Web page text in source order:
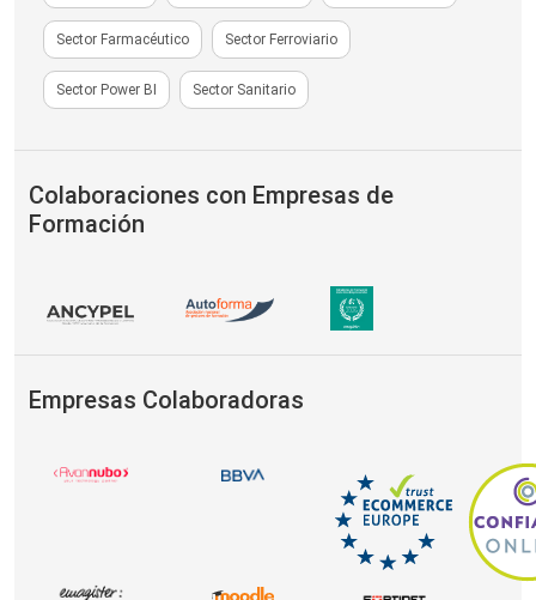
Sector Farmacéutico Sector Ferroviario
Sector Power BI Sector Sanitario
Colaboraciones con Empresas de
Formación
Empresas Colaboradoras